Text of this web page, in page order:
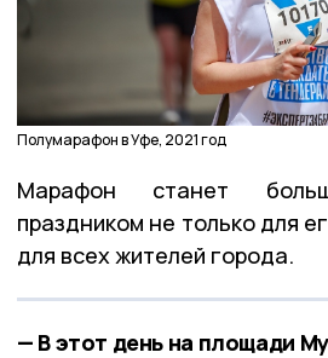
Полумарафон в Уфе, 2021 год
Марафон станет
праздником не только для
для всех жителей города.
— В этот день на площади